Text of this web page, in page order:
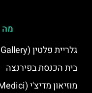
גלריית פלטין (Palatine Gallery)
בית הכנסת בפירנצה
מוזיאון מדיצ'י (Museo de' Medici)